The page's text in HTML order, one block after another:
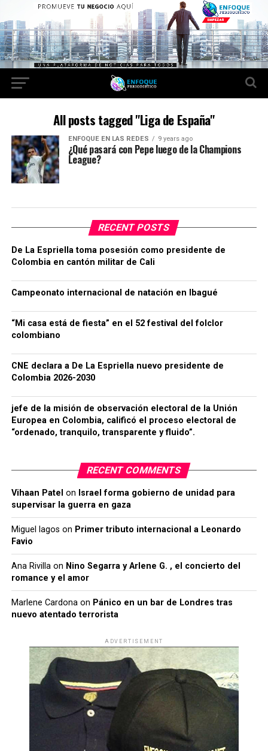
All posts tagged "Liga de España"
ENFOQUE EN LAS REDES 9 years ago
¿Qué pasará con Pepe luego de la Champions
League?
RECENT POSTS
De La Espriella toma posesión como presidente de
Colombia en cantón militar de Cali
Campeonato internacional de natación en Ibagué
“Mi casa está de fiesta” en el 52 festival del folclor
colombiano
CNE declara a De La Espriella nuevo presidente de
Colombia 2026-2030
jefe de la misión de observación electoral de la Unión
Europea en Colombia, calificó el proceso electoral de
“ordenado, tranquilo, transparente y fluido”.
RECENT COMMENTS
Vihaan Patel on Israel forma gobierno de unidad para
supervisar la guerra en gaza
Miguel lagos on Primer tributo internacional a Leonardo
Favio
Ana Rivillaon Nino Segarra y Arlene G. , el concierto del
romance y el amor
Marlene Cardonaon Pánico en un bar de Londres tras
nuevo atentado terrorista
ADVERTISEMENT